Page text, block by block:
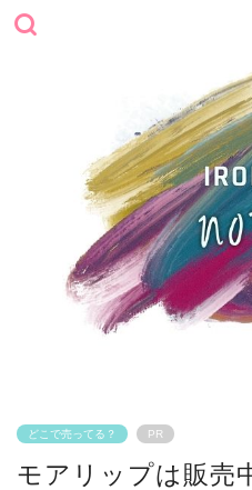
どこで売ってる？ PR
モアリップは販売